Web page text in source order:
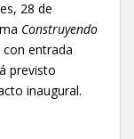
28 de
Construyendo
con entrada
previsto
inaugural.